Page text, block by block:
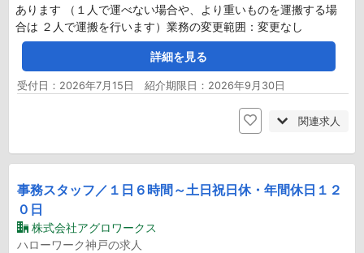
あります （１人で運べない場合や、より重いものを運搬する場
合は ２人で運搬を行います）業務の変更範囲：変更なし
詳細を見る
受付日：2026年7月15日 紹介期限日：2026年9月30日
関連求人
事務スタッフ／１日６時間～土日祝日休・年間休日１２
０日
株式会社アグロワークス
ハローワーク神戸の求人